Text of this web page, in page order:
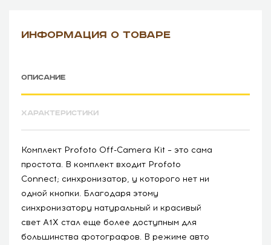
ИНФОРМАЦИЯ О ТОВАРЕ
ОПИСАНИЕ
ХАРАКТЕРИСТИКИ
Комплект Profoto Off-Camera Kit – это сама
простота. В комплект входит Profoto
Connect; синхронизатор, у которого нет ни
одной кнопки. Благодаря этому
синхронизатору натуральный и красивый
свет A1X стал еще более доступным для
большинства фотографов. В режиме авто